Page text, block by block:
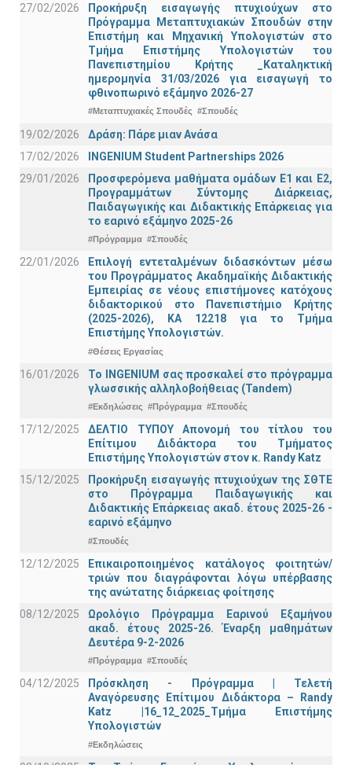
27/02/2026
Προκήρυξη εισαγωγής πτυχιούχων στo
Πρόγραμμα Μεταπτυχιακών Σπουδών στην
Επιστήμη και Μηχανική Υπολογιστών στο
Τμήμα Eπιστήμης Υπολογιστών του
Πανεπιστημίου Κρήτης _Καταληκτική
ημερομηνία 31/03/2026 για εισαγωγή το
φθινοπωρινό εξάμηνο 2026-27
#Μεταπτυχιακές Σπουδές #Σπουδές
19/02/2026
Δράση: Πάρε μιαν Ανάσα
17/02/2026
INGENIUM Student Partnerships 2026
29/01/2026
Προσφερόμενα μαθήματα ομάδων Ε1 και Ε2,
Προγραμμάτων Σύντομης Διάρκειας,
Παιδαγωγικής και Διδακτικής Επάρκειας για
το εαρινό εξάμηνο 2025-26
#Πρόγραμμα #Σπουδές
22/01/2026
Επιλογή εντεταλμένων διδασκόντων μέσω
του Προγράμματος Ακαδημαϊκής Διδακτικής
Εμπειρίας σε νέους επιστήμονες κατόχους
διδακτορικού στο Πανεπιστήμιο Κρήτης
(2025-2026), ΚΑ 12218 για το Τμήμα
Επιστήμης Υπολογιστών.
#Θέσεις Εργασίας
16/01/2026
Το INGENIUM σας προσκαλεί στο πρόγραμμα
γλωσσικής αλληλοβοήθειας (Tandem)
#Εκδηλώσεις #Πρόγραμμα #Σπουδές
17/12/2025
ΔΕΛΤΙΟ ΤΥΠΟΥ Απονομή του τίτλου του
Επίτιμου Διδάκτορα του Τμήματος
Επιστήμης Υπολογιστών στον κ. Randy Katz
15/12/2025
Προκήρυξη εισαγωγής πτυχιούχων της ΣΘΤΕ
στο Πρόγραμμα Παιδαγωγικής και
Διδακτικής Επάρκειας ακαδ. έτους 2025-26 -
εαρινό εξάμηνο
#Σπουδές
12/12/2025
Επικαιροποιημένος κατάλογος φοιτητών/
τριών που διαγράφονται λόγω υπέρβασης
της ανώτατης διάρκειας φοίτησης
08/12/2025
Ωρολόγιο Πρόγραμμα Εαρινού Εξαμήνου
ακαδ. έτους 2025-26. Έναρξη μαθημάτων
Δευτέρα 9-2-2026
#Πρόγραμμα #Σπουδές
04/12/2025
Πρόσκληση - Πρόγραμμα | Τελετή
Αναγόρευσης Επίτιμου Διδάκτορα – Randy
Katz |16_12_2025_Τμήμα Επιστήμης
Υπολογιστών
#Εκδηλώσεις